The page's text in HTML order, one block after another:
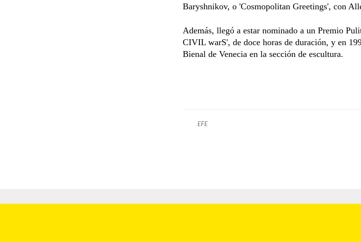
Baryshnikov, o 'Cosmopolitan Greetings', con
Además, llegó a estar nominado a un Premio
CIVIL warS', de doce horas de duración, y en
Bienal de Venecia en la sección de escultura.
EFE